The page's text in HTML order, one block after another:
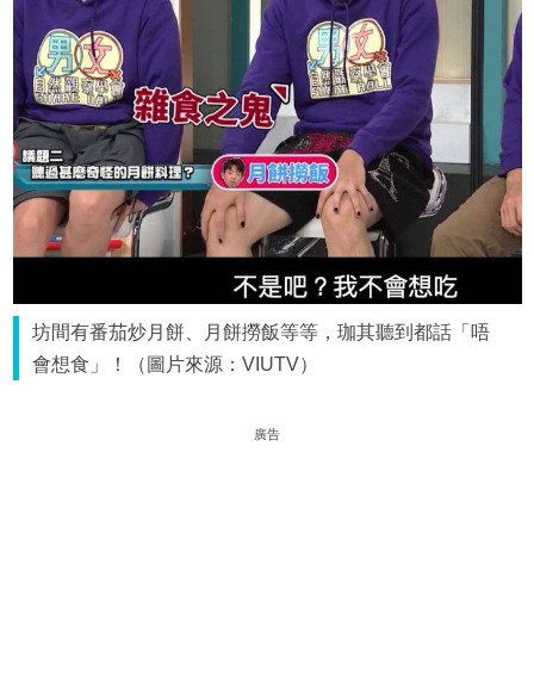
坊間有番茄炒月餅、月餅撈飯等等，珈其聽到都話「唔
會想食」！（圖片來源：VIUTV）
廣告